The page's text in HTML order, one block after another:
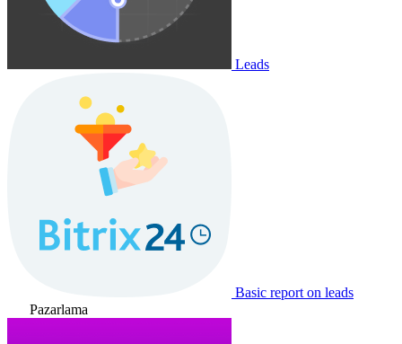
Leads
Basic report on leads
Pazarlama